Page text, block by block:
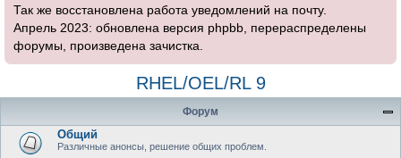
Так же восстановлена работа уведомлений на почту.
Апрель 2023: обновлена версия phpbb, перераспределены
форумы, произведена зачистка.
RHEL/OEL/RL 9
Форум
Общий
Различные анонсы, решение общих проблем.